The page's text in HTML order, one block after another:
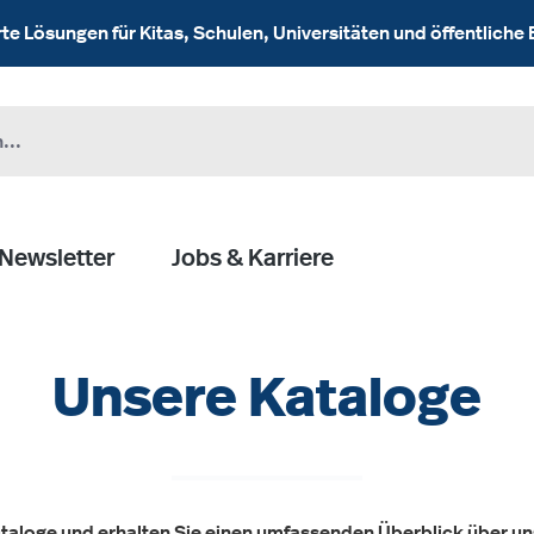
Lösungen für Kitas, Schulen, Universitäten und öffentliche
Newsletter Jobs & Karriere
Unsere Kataloge